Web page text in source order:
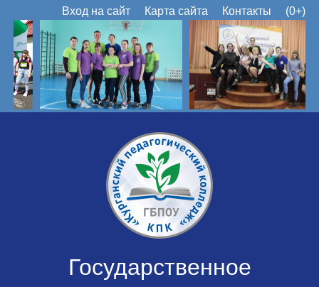
Вход на сайт Карта сайта Контакты (0+)
Государственное